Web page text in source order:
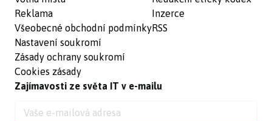
Reklama
Všeobecné obchodní podmínky
Nastavení soukromí
Zásady ochrany soukromí
Cookies zásady
Inzerce
RSS
Zajímavosti ze světa IT v e-mailu